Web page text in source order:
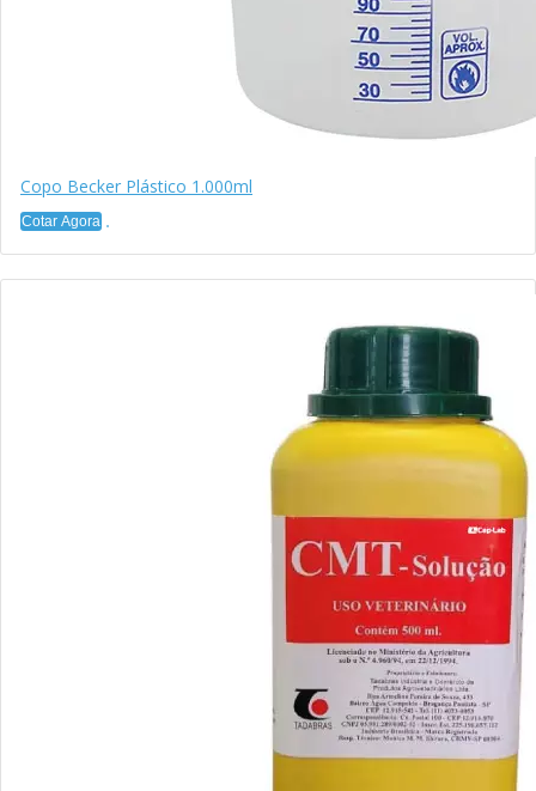
Copo Becker Plástico 1.000ml
Cotar Agora